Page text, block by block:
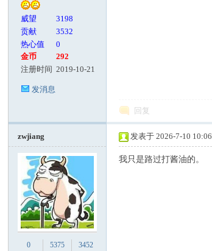
威望
3198
贡献
3532
热心值
0
金币
292
注册时间 2019-10-21
发消息
回复
zwjiang
0
5375
3452
发表于 2026-7-10 10:06
我只是路过打酱油的。